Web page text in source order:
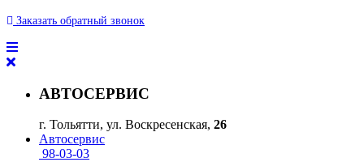
Заказать обратный звонок
АВТОСЕРВИС
г. Тольятти, ул. Воскресенская, 26
Автосервис
98-03-03